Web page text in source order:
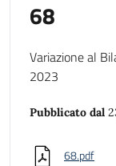
68
Variazione al
2023
Pubblicato dal
68.pdf